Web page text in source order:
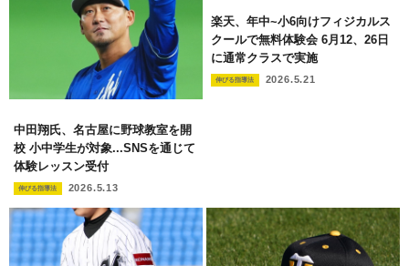
中田翔氏、名古屋に野球教室を開
校 小中学生が対象...SNSを通じて
体験レッスン受付
伸びる指導法 2026.5.13
楽天、年中~小6向けフィジカルス
クールで無料体験会 6月12、26日
に通常クラスで実施
伸びる指導法 2026.5.21